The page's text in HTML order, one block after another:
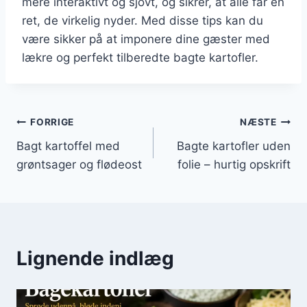
ret, de virkelig nyder. Med disse tips kan du
være sikker på at imponere dine gæster med
lækre og perfekt tilberedte bagte kartofler.
Indlægsnavigation
FORRIGE
Bagt kartoffel med
grøntsager og flødeost
NÆSTE
Bagte kartofler uden
folie – hurtig opskrift
Lignende indlæg